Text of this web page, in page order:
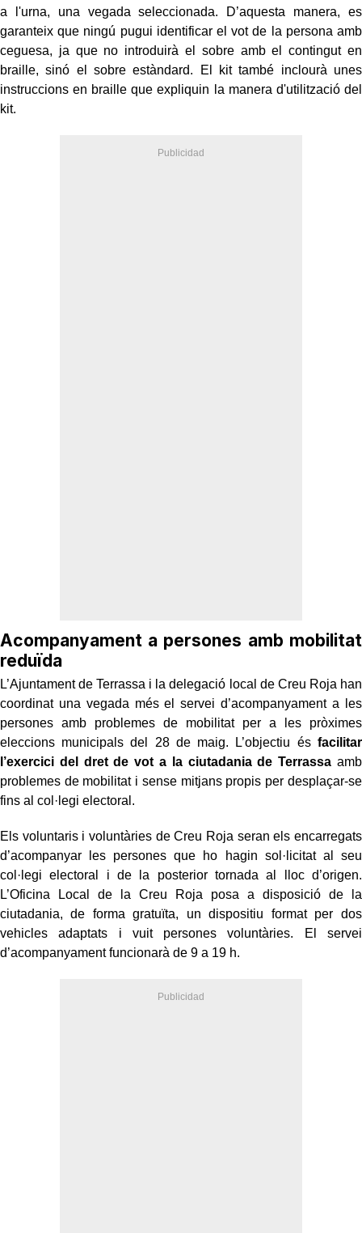
a l'urna, una vegada seleccionada. D’aquesta manera, es
garanteix que ningú pugui identificar el vot de la persona amb
ceguesa, ja que no introduirà el sobre amb el contingut en
braille, sinó el sobre estàndard. El kit també inclourà unes
instruccions en braille que expliquin la manera d'utilització del
kit.
Acompanyament a persones amb mobilitat
reduïda
L’Ajuntament de Terrassa i la delegació local de Creu Roja han
coordinat una vegada més el servei d’acompanyament a les
persones amb problemes de mobilitat per a les pròximes
eleccions municipals del 28 de maig. L’objectiu ésfacilitar
l’exercici del dret de vot a la ciutadania de Terrassa amb
problemes de mobilitat i sense mitjans propis per desplaçar-se
fins al col·legi electoral.
Els voluntaris i voluntàries de Creu Roja seran els encarregats
d’acompanyar les persones que ho hagin sol·licitat al seu
col·legi electoral i de la posterior tornada al lloc d’origen.
L’Oficina Local de la Creu Roja posa a disposició de la
ciutadania, de forma gratuïta, un dispositiu format per dos
vehicles adaptats i vuit persones voluntàries. El servei
d’acompanyament funcionarà de 9 a 19 h.